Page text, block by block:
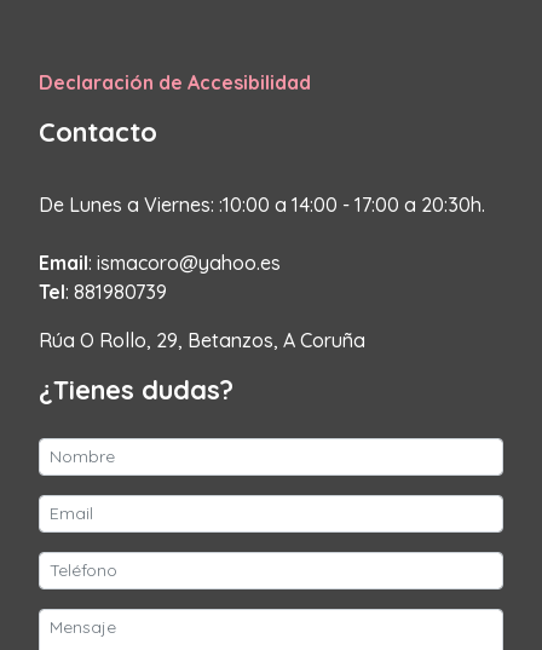
Declaración de Accesibilidad
Contacto
De Lunes a Viernes: :10:00 a 14:00 - 17:00 a 20:30h.
Email: ismacoro@yahoo.es
Tel: 881980739
Rúa O Rollo, 29, Betanzos, A Coruña
¿Tienes dudas?